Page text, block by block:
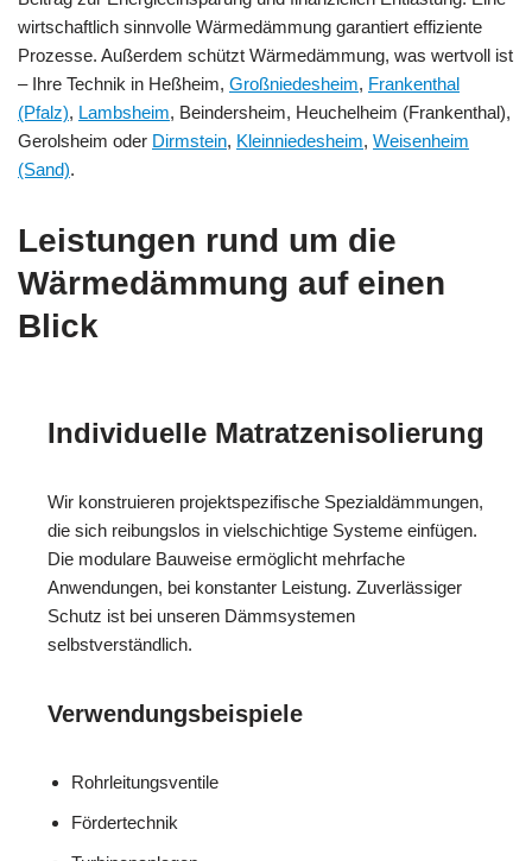
wirtschaftlich sinnvolle Wärmedämmung garantiert effiziente
Prozesse. Außerdem schützt Wärmedämmung, was wertvoll ist
– Ihre Technik in Heßheim, Großniedesheim, Frankenthal
(Pfalz), Lambsheim, Beindersheim, Heuchelheim (Frankenthal),
Gerolsheim oder Dirmstein, Kleinniedesheim, Weisenheim
(Sand).
Leistungen rund um die
Wärmedämmung auf einen
Blick
Individuelle Matratzenisolierung
Wir konstruieren projektspezifische Spezialdämmungen,
die sich reibungslos in vielschichtige Systeme einfügen.
Die modulare Bauweise ermöglicht mehrfache
Anwendungen, bei konstanter Leistung. Zuverlässiger
Schutz ist bei unseren Dämmsystemen
selbstverständlich.
Verwendungsbeispiele
Rohrleitungsventile
Fördertechnik